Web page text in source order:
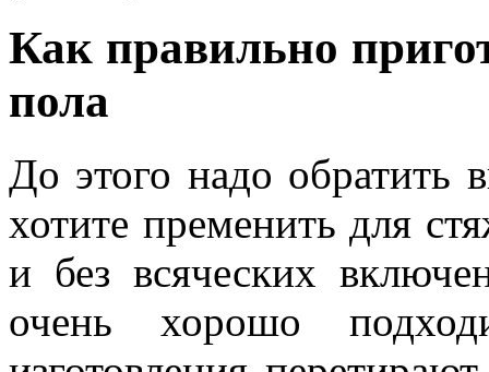
Как правильно
пола
До этого надо обратить
хотите пременить для
и без всяческих
очень хорошо